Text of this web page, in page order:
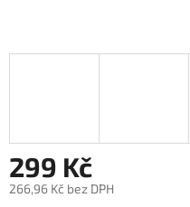
299 Kč
266,96 Kč bez DPH